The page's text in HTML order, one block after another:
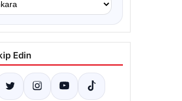
Edin